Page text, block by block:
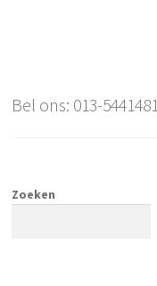
Bel ons: 013-5441481
Zoeken